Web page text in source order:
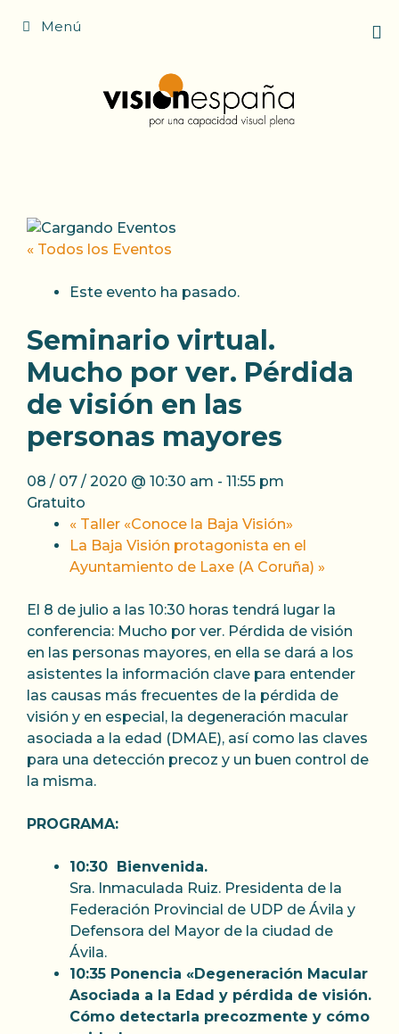
Menú
« Todos los Eventos
Este evento ha pasado.
Seminario virtual.
Mucho por ver. Pérdida
de visión en las
personas mayores
08 / 07 / 2020 @ 10:30 am - 11:55 pm
Gratuito
« Taller «Conoce la Baja Visión»
La Baja Visión protagonista en el
Ayuntamiento de Laxe (A Coruña) »
El 8 de julio a las 10:30 horas tendrá lugar la
conferencia: Mucho por ver. Pérdida de visión
en las personas mayores, en ella se dará a los
asistentes la información clave para entender
las causas más frecuentes de la pérdida de
visión y en especial, la degeneración macular
asociada a la edad (DMAE), así como las claves
para una detección precoz y un buen control de
la misma.
PROGRAMA:
10:30 Bienvenida.
Sra. Inmaculada Ruiz. Presidenta de la
Federación Provincial de UDP de Ávila y
Defensora del Mayor de la ciudad de
Ávila.
10:35 Ponencia «Degeneración Macular
Asociada a la Edad y pérdida de visión.
Cómo detectarla precozmente y cómo